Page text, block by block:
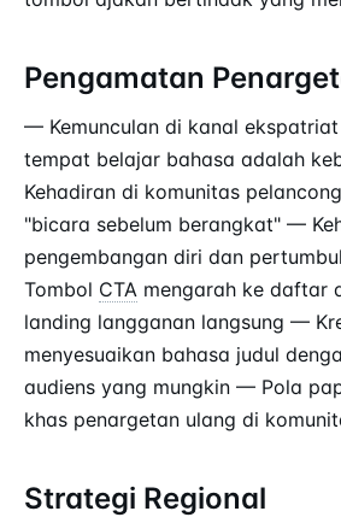
Pengamatan
— Kemunculan di kanal
tempat belajar bahasa adalah
Kehadiran di komunitas
"bicara sebelum berangkat" —
pengembangan diri dan
Tombol CTA mengarah ke daftar
landing langganan langsung —
menyesuaikan bahasa judul
audiens yang mungkin — Pola
khas penargetan ulang di
Strategi Regional